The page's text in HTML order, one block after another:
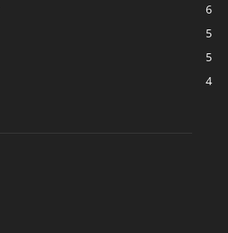
6
5
5
4